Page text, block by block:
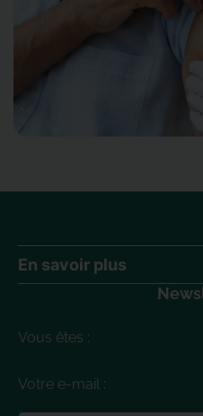
En savoir plus
Formez un alternant
Blog
Nous contacter
Vous êtes :
Votre e-mail :